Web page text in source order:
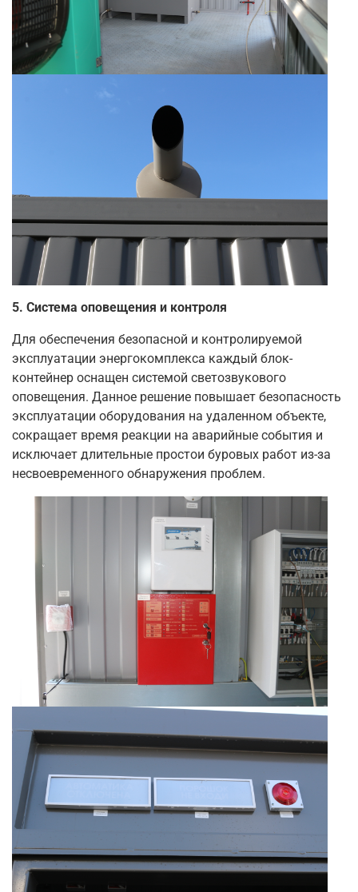
5. Система оповещения и контроля
Для обеспечения безопасной и контролируемой
эксплуатации энергокомплекса каждый блок-
контейнер оснащен системой светозвукового
оповещения. Данное решение повышает безопасность
эксплуатации оборудования на удаленном объекте,
сокращает время реакции на аварийные события и
исключает длительные простои буровых работ из-за
несвоевременного обнаружения проблем.